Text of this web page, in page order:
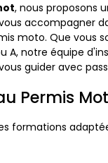
, nous proposons
accompagner
moto. Que vous
A, notre équipe
guider avec
Permis
formations